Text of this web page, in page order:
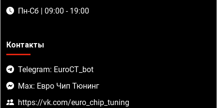
Пн-Сб | 09:00 - 19:00
Контакты
Telegram: EuroCT_bot
Max: Евро Чип Тюнинг
https://vk.com/euro_chip_tuning